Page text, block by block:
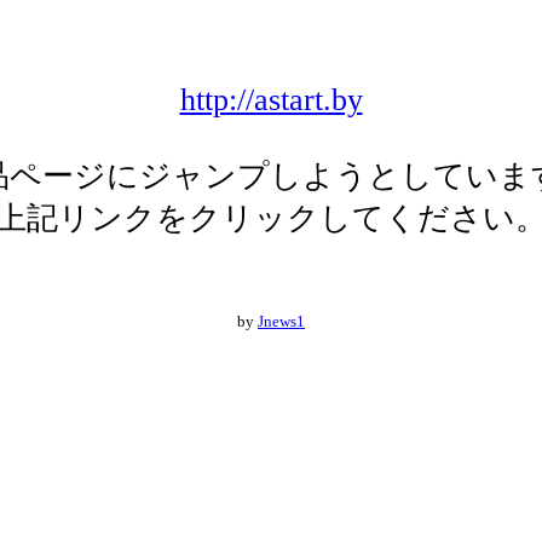
http://astart.by
ページにジャンプしようとしていま
記リンクをクリックしてください
by Jnews1